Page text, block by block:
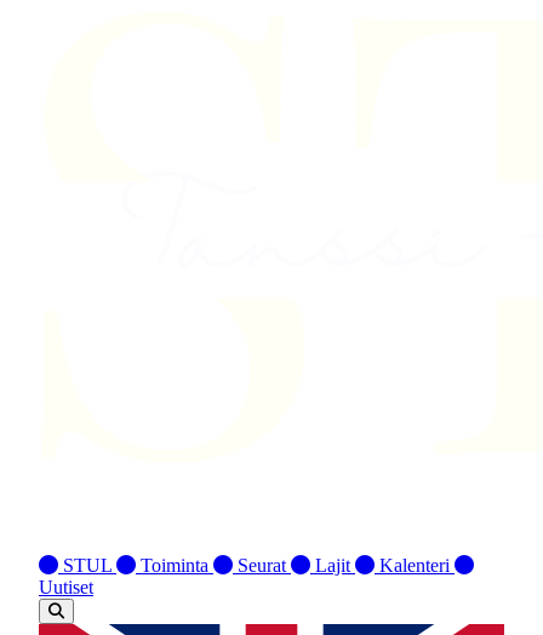
STUL Toiminta Seurat Lajit
Kalenteri
Uutiset